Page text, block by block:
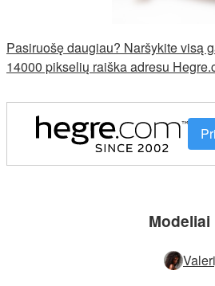
Pasiruošę daugiau? Naršykite visą
14000 pikselių raiška adresu
Modeliai